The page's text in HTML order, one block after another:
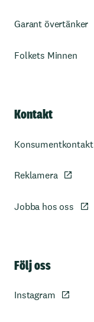
Garant övertänker
Folkets Minnen
Kontakt
Konsumentkontakt
Reklamera
Jobba hos oss
Följ oss
Instagram